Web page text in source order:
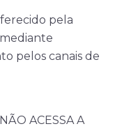
pela
pelos canais de
ACESSA A